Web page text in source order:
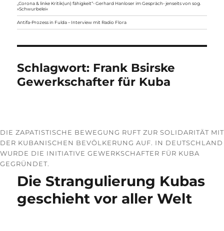
„Corona & linke Kritik(un) fähigkeit“- Gerhard Hanloser im Gespräch- jenseits von sog.
»Schwurbelei«
Antifa-Prozess in Fulda – Interview mit Radio Flora
Schlagwort: Frank Bsirske
Gewerkschafter für Kuba
DIE ZAPATISTISCHE BEWEGUNG RUFT ZUR SOLIDARITÄT MIT
DER KUBANISCHEN BEVÖLKERUNG AUF. IN DEUTSCHLAND
WURDE DIE INITIATIVE GEWERKSCHAFTER FÜR KUBA
GEGRÜNDET.
Die Strangulierung Kubas
geschieht vor aller Welt